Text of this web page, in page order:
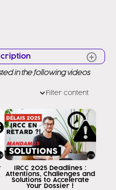
una pausa para que me entiendan con ejemplos digamos la Edi del pasado yo Terminé mis estudios en Venezuela Viajé a Canadá justo después graduada de abogada viaja a Canadá e hice una maestría imaginémonos que yo viaje a Canadá un estudio de college y yo no tenía experiencia previa si yo no tengo experiencia previa quiere decir que para este programa nuevo yo tengo que graduarme en British Columbia conseguir 2 años de experiencia calificada y después de que consiga 2 años de experiencia calificada en British Columbia Es que yo puedo conseguir la oferta de empleo permanente que puede ser el mismo empleo que yo tenga y activar el plan de residencia permanente aquí el aplique de todo este cambio porque antes no pedían 2 años de experiencia para estudiantes internacionales pero ustedes sacarlos de ese plan de residencia estudiantes internacionales ya pierden ese beneficio y la provincia les dice tengan experiencia de 2 años y ese es lo que yo veo complicado ahora si yo ya Viajé a Canadá y tengo 2 años de experiencia como abogada en Venezuela pero en British Columbia estudié un College en business en logística no importa Yo busco una oferta de empleo en business o logística y digo tengo una oferta de empleo a tiempo completo indeterminada y aquí tiene la evidencia que yo en mi país de origen tengo 2 años de experiencia pendientes los 2 años de experiencia pueden ser en sus países de origen no puedes no tiene que ser en Canadá puede ser en su país de origen y los dos años pueden ser en un rubro diferente al que usted consiguió los estudios en Canadá no tiene que ser el mismo rubro importante ahora evidentemente si usted tiene experiencia previa de 2 años y tiene como demostrarla con Constancia de trabajo cartas o empleador no tiene por qué asustarse ya que este programa sigue siendo atractivo para usted pero si usted es un estudiante recién graduado sin experiencia previa porque no ha podido conseguirla porque está muy joven recuerde que para poder calificar bajo esta opción usted necesita dos años de experiencia calificada previos voy a hacer un paréntesis Porque si usted se mete en este plan sepa que cuando consiga un año de experiencia en British Columbia ya usted puede activar el plan de Express entry can experience Class que es el plan tres que voy a explicarles a ustedes hoy Entonces mi ejemplo anterior yo en Venezuela me grado de abogada no estudié viaj a British Columbia a estudiar un programa en business Okay y me graduo en business y digo Ajá Y ahora qué hago Busco una oferta de empleo un empleador me contrata para trabajar De asistente administrativo que es un tier calificado tier TR comienza a trabajar asistente administrativo y e ya yo sé que aunque la oferta sea permanente no puedo hacer nada con esa oferta todavía porque no tengo los dos años de experiencia comienzo a trabajar tranquila en ese puesto de trabajo cuando consiga un año de experiencia calificada yo ya puedo crear el perfil de Express entry bajo la categoría canadian experience Class Yo sigo trabajando allí veo si los puntos por ese lado me sirven sigo trabajando y cuando acumule 2 años en British Columbia ya puedo crear mi mi perfil de nominación provincial de British Colombia es decir le estoy apuntando a dos categorías de residencia permanente nomina provincial British Columbia y Express entry planing experience Class ya vamos a hablar de puntos Okay pero es para que ustedes comiencen a ver que ustedes pueden apuntarle a varias opciones al mismo tiempo ahora además de esto el mismo sitio web indica mid minimum Language requir miren todo lo que yo estoy diciendo aquí funciona con puntos es una gran calculadora si vamos a la guía de pnp yo voy a colocar todos estos links abajo la puerte Language proficiency dice si usted tiene una oferta empleo en un tier eh dos o tres Recuerden que el 4 o c no sirve en este plan Vámonos por el dos o tres su nivel de inglés mínimo es cuatro y si su puesto de trabajo es un cero o uno no le piden nivel de inglés usted va a decir ah no como me pide el mínimo Pues yo no tengo inglés no los no tomo mi examen O me saco un cuatro y listo error mortal pero mortal mortal mortal Por qué Porque el puntaje mínimo que aquí piden va a darle a usted el mínimo de puntos de esa gran calculadora de puntos que es British Columbia ustedes todos si consen oferta de empleo calificada o no calificada escúchenme muy bien tienen que apuntarle a un clb nu nueve puntos Por qué Porque un clb 9 para Express entry para nominación provincial va a darle a ustedes puntos bastante altos y van a darle ust una competenc
in the following videos
Filter content
IRCC 2025 Deadlines :
Attentions, Challenges and
Solutions to Accelerate
Your Dossier !